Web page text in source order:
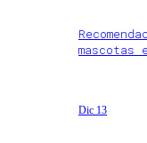
mascotas
Dic 13